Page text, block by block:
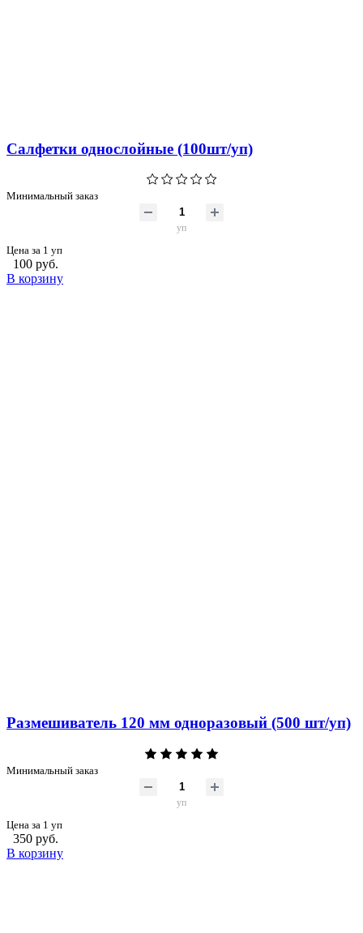
Салфетки однослойные (100шт/уп)
Минимальный заказ
уп
Цена за 1 уп
100 руб.
В корзину
Размешиватель 120 мм одноразовый (500 шт/уп)
Минимальный заказ
уп
Цена за 1 уп
350 руб.
В корзину